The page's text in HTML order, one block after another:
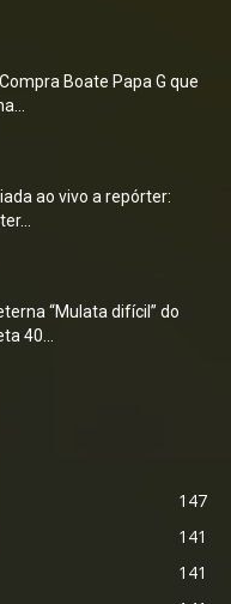
Boate Papa G que
ao vivo a repórter:
“Mulata difícil” do
40...
147
141
141